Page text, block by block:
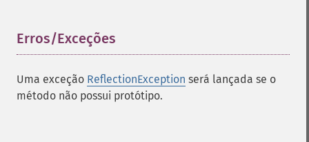
Erros/Exceções
Uma exceção ReflectionException será lançada se o
método não possui protótipo.